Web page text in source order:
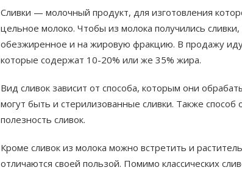
Сливки — молочный продукт, для изготовления
цельное молоко. Чтобы из молока получились
обезжиренное и на жировую фракцию. В продажу
которые содержат 10-20% или же 35% жира.
Вид сливок зависит от способа, которым они
могут быть и стерилизованные сливки. Также способ
полезность сливок.
Кроме сливок из молока можно встретить и
отличаются своей пользой. Помимо классических